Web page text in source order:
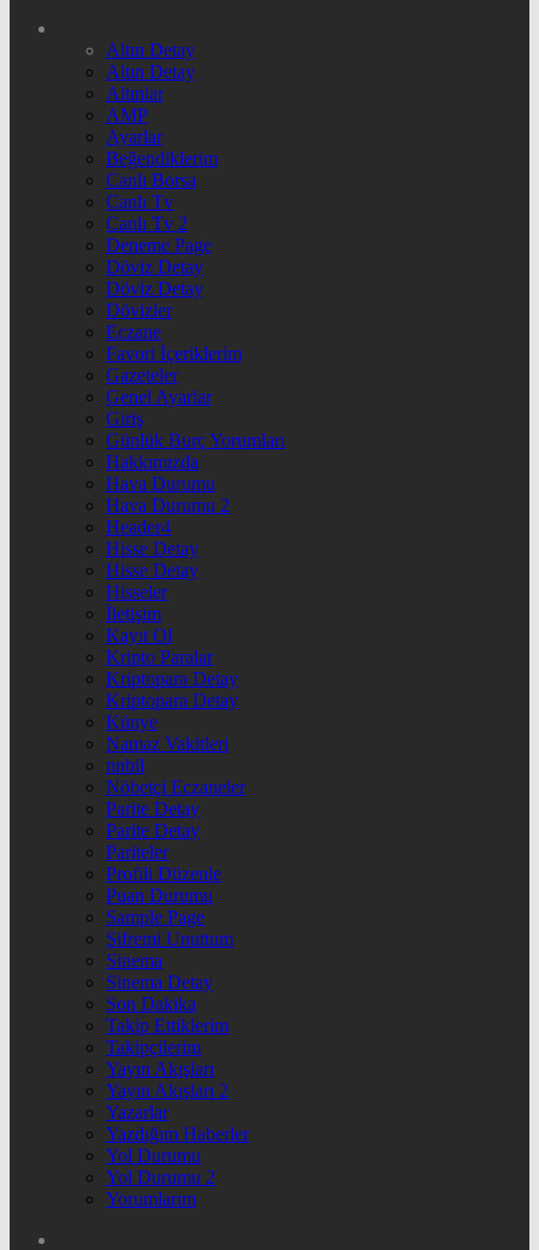
Altın Detay
Altın Detay
Altınlar
AMP
Ayarlar
Beğendiklerim
Canlı Borsa
Canlı Tv
Canlı Tv 2
Deneme Page
Döviz Detay
Döviz Detay
Dövizler
Eczane
Favori İçeriklerim
Gazeteler
Genel Ayarlar
Giriş
Günlük Burç Yorumları
Hakkımızda
Hava Durumu
Hava Durumu 2
Header4
Hisse Detay
Hisse Detay
Hisseler
İletişim
Kayıt Ol
Kripto Paralar
Kriptopara Detay
Kriptopara Detay
Künye
Namaz Vakitleri
nnbil
Nöbetçi Eczaneler
Parite Detay
Parite Detay
Pariteler
Profili Düzenle
Puan Durumu
Sample Page
Şifremi Unuttum
Sinema
Sinema Detay
Son Dakika
Takip Ettiklerim
Takipçilerim
Yayın Akışları
Yayın Akışları 2
Yazarlar
Yazdığım Haberler
Yol Durumu
Yol Durumu 2
Yorumlarım